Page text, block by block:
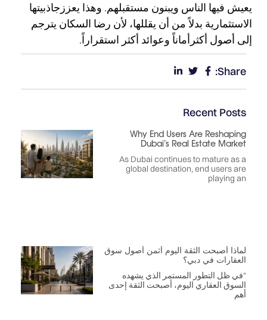
يعيش فيها الناس ويبنون مستقبلهم. وهذا يعززجاذبيتها
الاستثمارية بدلاً من أن يقللها، لأن رضا السكان يترجم
إلى أصول أكثرأماناً وعوائد أكثر استقراراً.
Share:
Recent Posts
Why End Users Are Reshaping
Dubai’s Real Estate Market
As Dubai continues to mature as a
global destination, end users are
playing an
لماذا أصبحت الثقة اليوم أثمن أصول سوق
العقارات في دبي؟
“في ظل التطور المستمر الذي يشهده
السوق العقاري اليوم، أصبحت الثقة إحدى
أهم